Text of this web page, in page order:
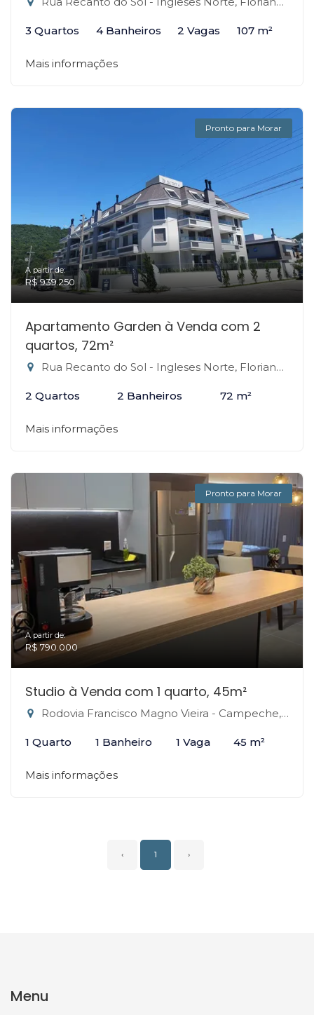
3 Quartos 4 Banheiros 2 Vagas 107 m²
Mais informações
Pronto para Morar
A partir de:
R$ 939.250
Apartamento Garden à Venda com 2
quartos, 72m²
Rua Recanto do Sol - Ingleses Norte, Florianópolis-SC
2 Quartos 2 Banheiros 72 m²
Mais informações
Pronto para Morar
A partir de:
R$ 790.000
Studio à Venda com 1 quarto, 45m²
Rodovia Francisco Magno Vieira - Campeche, Florianópolis-SC
1 Quarto 1 Banheiro 1 Vaga 45 m²
Mais informações
‹ 1 ›
Menu